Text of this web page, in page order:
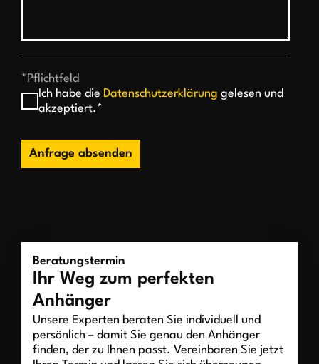
*Pflichtfeld
Ich habe die Datenschutzerklärung gelesen und
akzeptiert.*
Anfrage absenden
Beratungstermin
Ihr Weg zum perfekten
Anhänger
Unsere Experten beraten Sie individuell und
persönlich – damit Sie genau den Anhänger
finden, der zu Ihnen passt. Vereinbaren Sie jetzt